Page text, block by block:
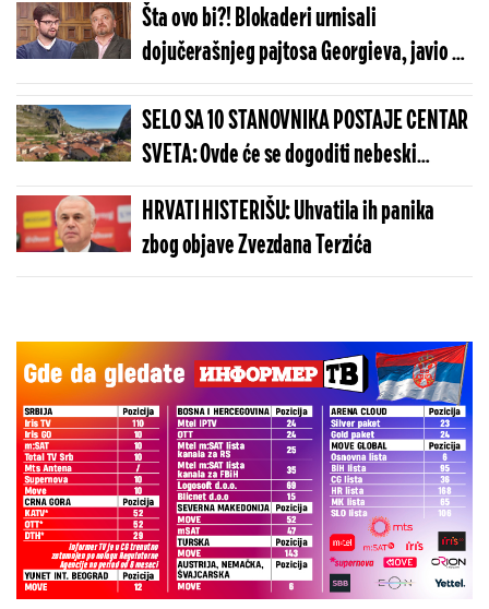
Šta ovo bi?! Blokaderi urnisali
dojučerašnjeg pajtosa Georgieva, javio se
i Kristal Met Dejmon, pa otkrili: "A fotelja
na RTS-u?"
SELO SA 10 STANOVNIKA POSTAJE CENTAR
SVETA: Ovde će se dogoditi nebeski
spektakl koji se čeka više od 100 godina
HRVATI HISTERIŠU: Uhvatila ih panika
zbog objave Zvezdana Terzića